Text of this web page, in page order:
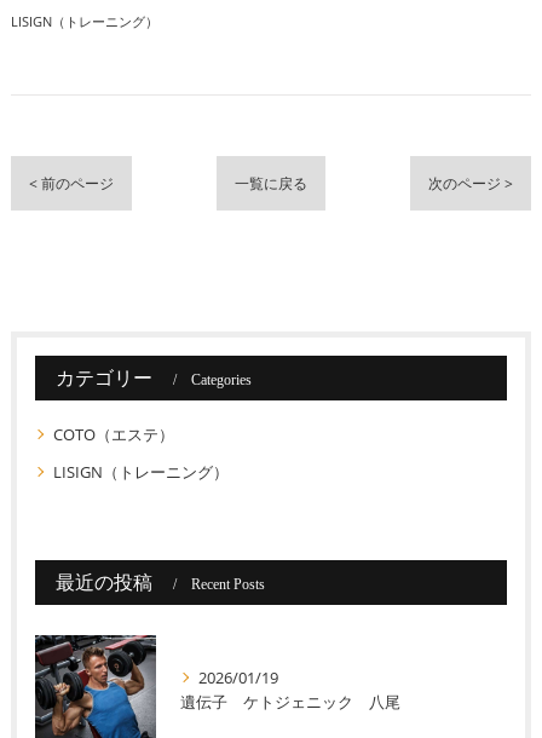
LISIGN（トレーニング）
< 前のページ 一覧に戻る 次のページ >
カテゴリー Categories
COTO（エステ）
LISIGN（トレーニング）
最近の投稿 Recent Posts
2026/01/19
遺伝子 ケトジェニック 八尾